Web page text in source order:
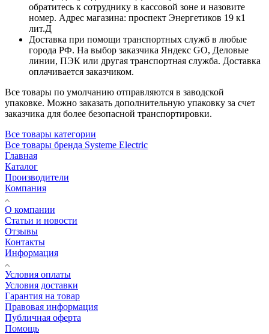
обратитесь к сотруднику в кассовой зоне и назовите
номер. Адрес магазина: проспект Энергетиков 19 к1
лит.Д
Доставка при помощи транспортных служб в любые
города РФ. На выбор заказчика Яндекс GO, Деловые
линии, ПЭК или другая транспортная служба. Доставка
оплачивается заказчиком.
Все товары по умолчанию отправляются в заводской
упаковке. Можно заказать дополнительную упаковку за счет
заказчика для более безопасной транспортировки.
Все товары категории
Все товары бренда Systeme Electric
Главная
Каталог
Производители
Компания
О компании
Статьи и новости
Отзывы
Контакты
Информация
Условия оплаты
Условия доставки
Гарантия на товар
Правовая информация
Публичная оферта
Помощь